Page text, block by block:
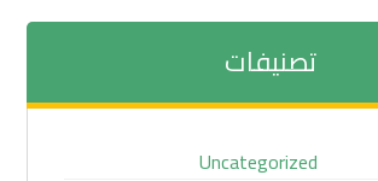
تصنيفات
Uncategorized